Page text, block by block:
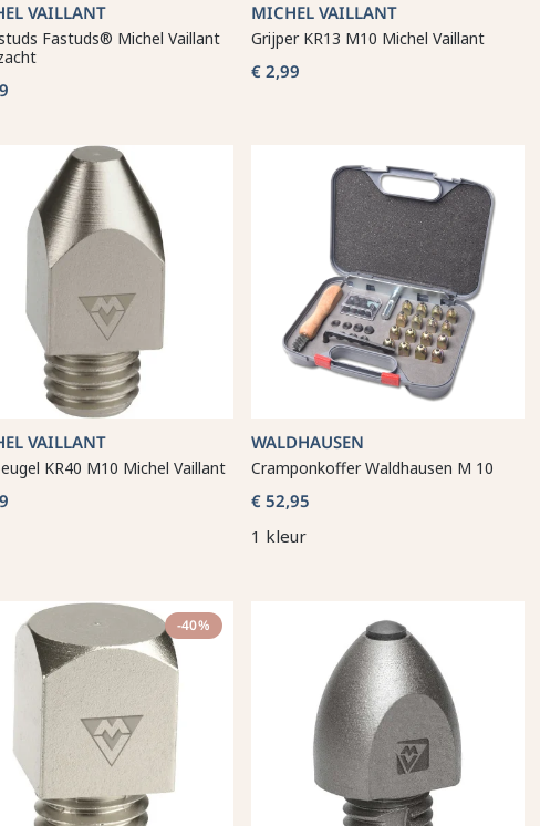
VAILLANT
Fastuds® Michel Vaillant
MICHEL VAILLANT
Grijper KR13 M10 Michel Vaillant
€ 2,99
VAILLANT
KR40 M10 Michel Vaillant
WALDHAUSEN
Cramponkoffer Waldhausen M 10
€ 52,95
1 kleur
-40%